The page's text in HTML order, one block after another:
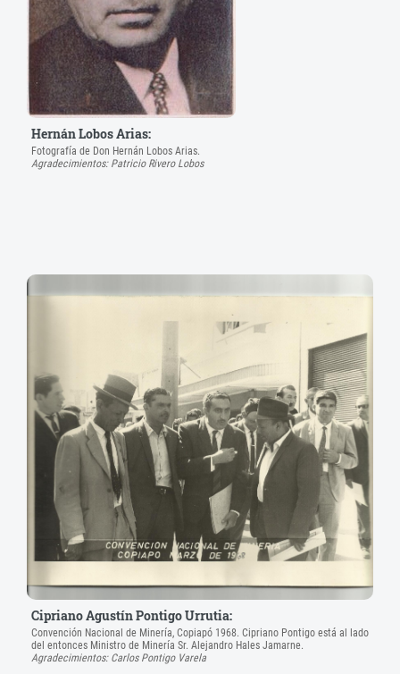
Hernán Lobos Arias:
Fotografía de Don Hernán Lobos Arias.
Agradecimientos: Patricio Rivero Lobos
Cipriano Agustín Pontigo Urrutia:
Convención Nacional de Minería, Copiapó 1968. Cipriano Pontigo está al lado
del entonces Ministro de Minería Sr. Alejandro Hales Jamarne.
Agradecimientos: Carlos Pontigo Varela